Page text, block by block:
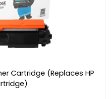
Cartridge (Replaces HP